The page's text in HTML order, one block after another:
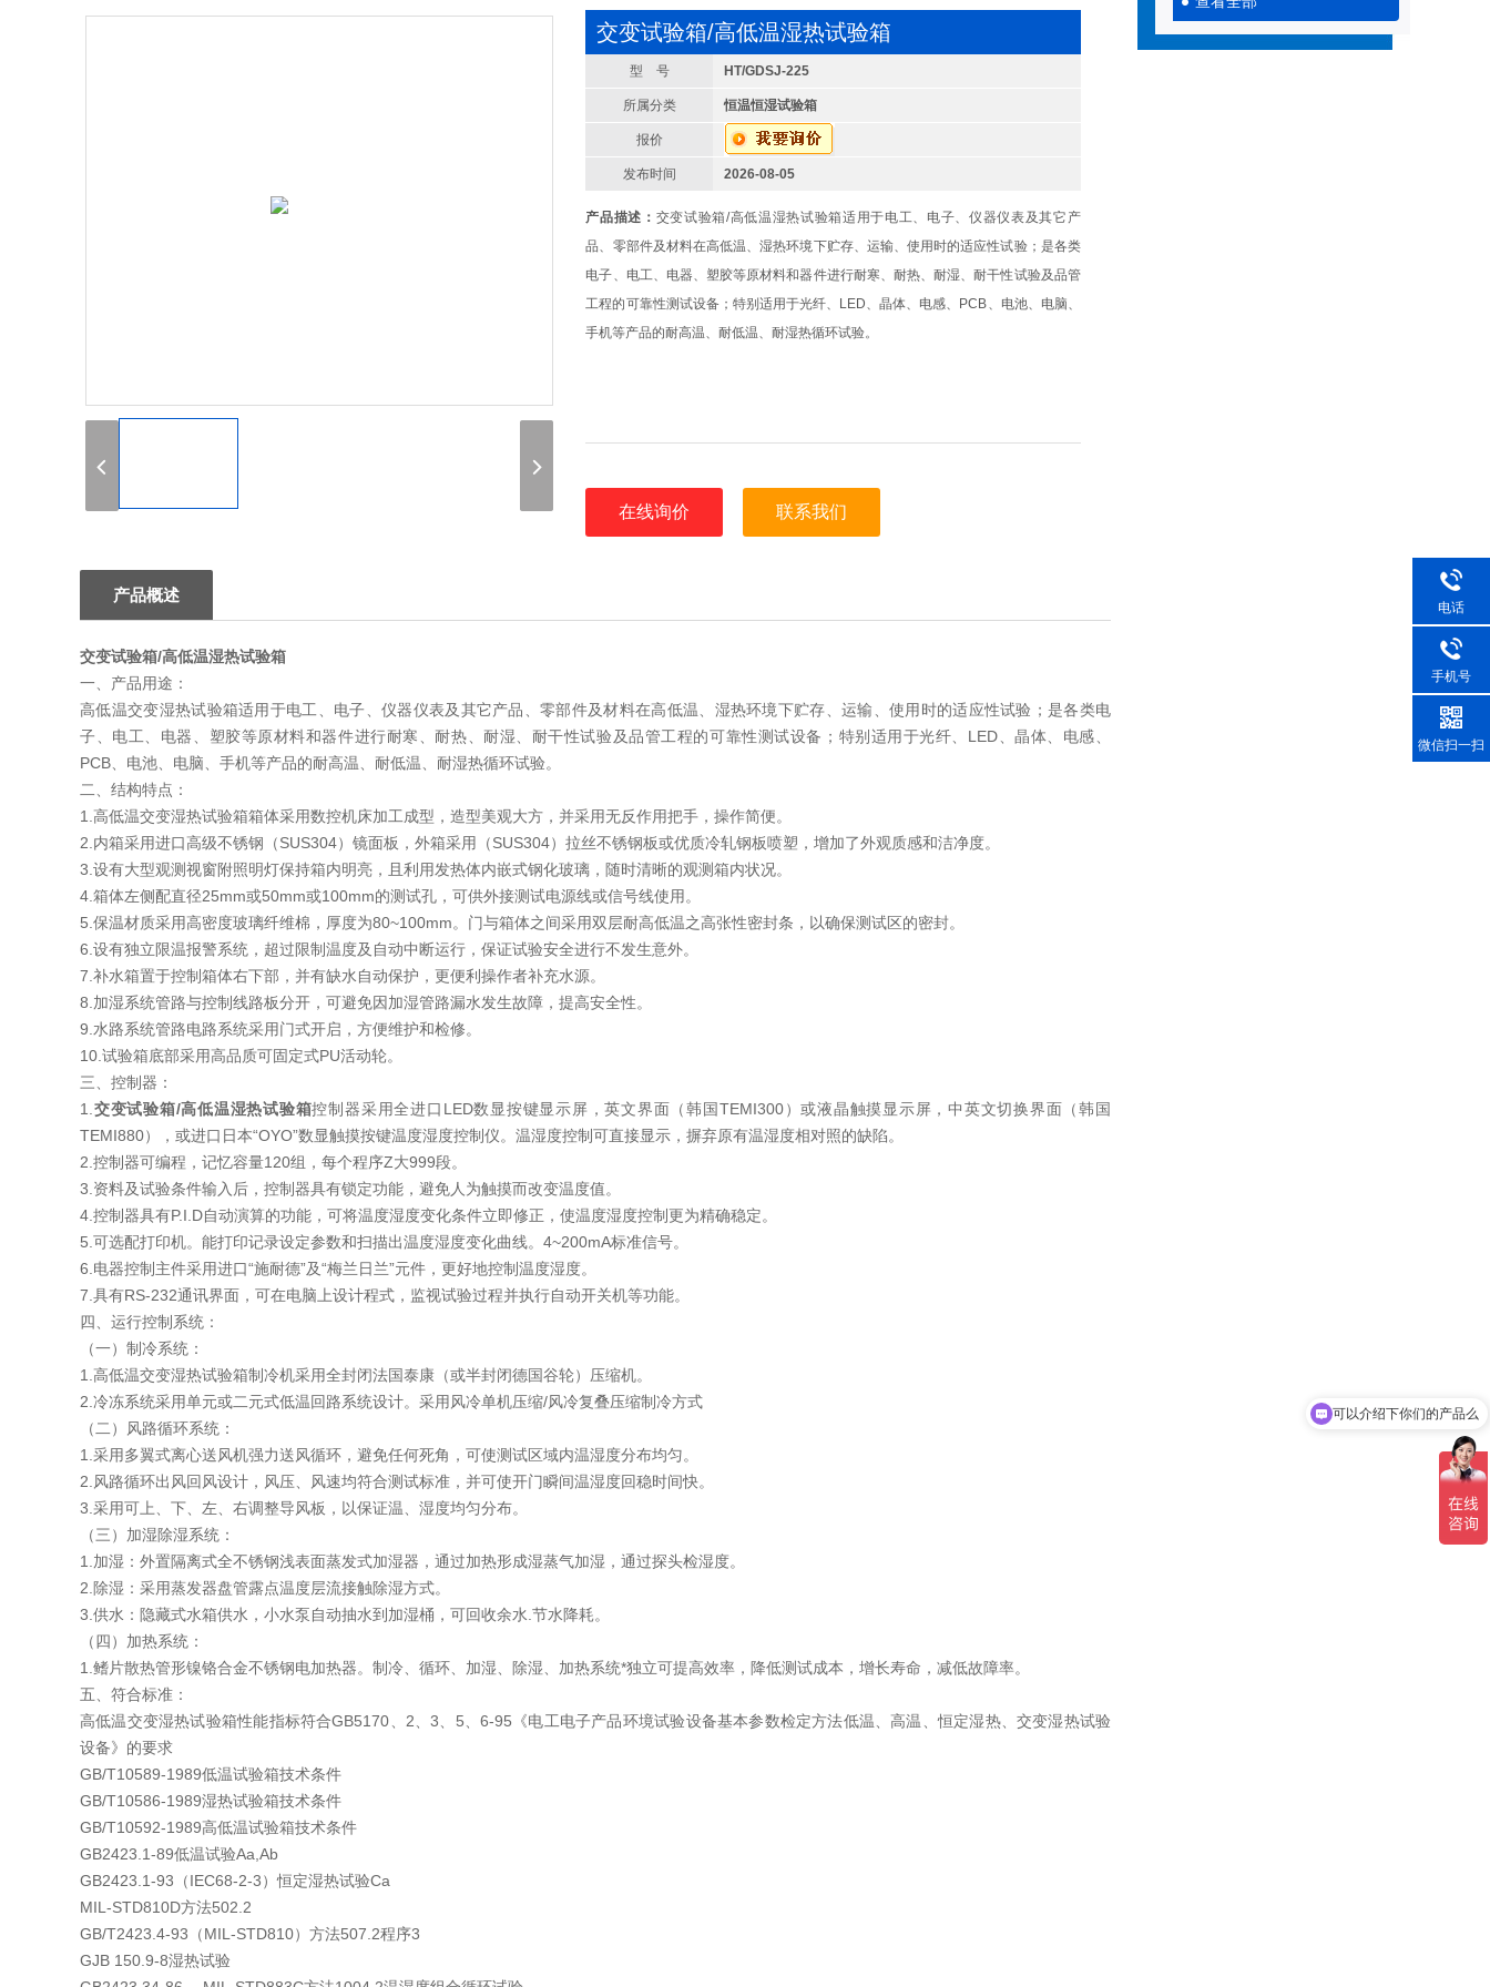
交变试验箱/高低温湿热试验箱
型 号 HT/GDSJ-225
所属分类 恒温恒湿试验箱
报价
发布时间 2026-08-05
产品描述： 交变试验箱/高低温湿热试验箱适用于电工、电子、仪器仪表及其它产
品、零部件及材料在高低温、湿热环境下贮存、运输、使用时的适应性试验；是各类
电子、电工、电器、塑胶等原材料和器件进行耐寒、耐热、耐湿、耐干性试验及品管
工程的可靠性测试设备；特别适用于光纤、LED、晶体、电感、PCB、电池、电脑、
手机等产品的耐高温、耐低温、耐湿热循环试验。
在线询价 联系我们
产品概述
交变试验箱/高低温湿热试验箱
一、产品用途：
高低温交变湿热试验箱适用于电工、电子、仪器仪表及其它产品、零部件及材料在高低温、湿热环境下贮存、运输、使用时的适应性试验；是各类电
子、电工、电器、塑胶等原材料和器件进行耐寒、耐热、耐湿、耐干性试验及品管工程的可靠性测试设备；特别适用于光纤、LED、晶体、电感、
PCB、电池、电脑、手机等产品的耐高温、耐低温、耐湿热循环试验。
二、结构特点：
1.高低温交变湿热试验箱箱体采用数控机床加工成型，造型美观大方，并采用无反作用把手，操作简便。
2.内箱采用进口高级不锈钢（SUS304）镜面板，外箱采用（SUS304）拉丝不锈钢板或优质冷轧钢板喷塑，增加了外观质感和洁净度。
3.设有大型观测视窗附照明灯保持箱内明亮，且利用发热体内嵌式钢化玻璃，随时清晰的观测箱内状况。
4.箱体左侧配直径25mm或50mm或100mm的测试孔，可供外接测试电源线或信号线使用。
5.保温材质采用高密度玻璃纤维棉，厚度为80~100mm。门与箱体之间采用双层耐高低温之高张性密封条，以确保测试区的密封。
6.设有独立限温报警系统，超过限制温度及自动中断运行，保证试验安全进行不发生意外。
7.补水箱置于控制箱体右下部，并有缺水自动保护，更便利操作者补充水源。
8.加湿系统管路与控制线路板分开，可避免因加湿管路漏水发生故障，提高安全性。
9.水路系统管路电路系统采用门式开启，方便维护和检修。
10.试验箱底部采用高品质可固定式PU活动轮。
三、控制器：
1. 交变试验箱/高低温湿热试验箱控制器采用全进口LED数显按键显示屏，英文界面（韩国TEMI300）或液晶触摸显示屏，中英文切换界面（韩国
TEMI880），或进口日本“OYO”数显触摸按键温度湿度控制仪。温湿度控制可直接显示，摒弃原有温湿度相对照的缺陷。
2.控制器可编程，记忆容量120组，每个程序Z大999段。
3.资料及试验条件输入后，控制器具有锁定功能，避免人为触摸而改变温度值。
4.控制器具有P.I.D自动演算的功能，可将温度湿度变化条件立即修正，使温度湿度控制更为精确稳定。
5.可选配打印机。能打印记录设定参数和扫描出温度湿度变化曲线。4~200mA标准信号。
6.电器控制主件采用进口“施耐德”及“梅兰日兰”元件，更好地控制温度湿度。
7.具有RS-232通讯界面，可在电脑上设计程式，监视试验过程并执行自动开关机等功能。
四、运行控制系统：
（一）制冷系统：
1.高低温交变湿热试验箱制冷机采用全封闭法国泰康（或半封闭德国谷轮）压缩机。
2.冷冻系统采用单元或二元式低温回路系统设计。采用风冷单机压缩/风冷复叠压缩制冷方式
（二）风路循环系统：
1.采用多翼式离心送风机强力送风循环，避免任何死角，可使测试区域内温湿度分布均匀。
2.风路循环出风回风设计，风压、风速均符合测试标准，并可使开门瞬间温湿度回稳时间快。
3.采用可上、下、左、右调整导风板，以保证温、湿度均匀分布。
（三）加湿除湿系统：
1.加湿：外置隔离式全不锈钢浅表面蒸发式加湿器，通过加热形成湿蒸气加湿，通过探头检湿度。
2.除湿：采用蒸发器盘管露点温度层流接触除湿方式。
3.供水：隐藏式水箱供水，小水泵自动抽水到加湿桶，可回收余水.节水降耗。
（四）加热系统：
1.鳍片散热管形镍铬合金不锈钢电加热器。制冷、循环、加湿、除湿、加热系统*独立可提高效率，降低测试成本，增长寿命，减低故障率。
五、符合标准：
高低温交变湿热试验箱性能指标符合GB5170、2、3、5、6-95《电工电子产品环境试验设备基本参数检定方法低温、高温、恒定湿热、交变湿热试验
设备》的要求
GB/T10589-1989低温试验箱技术条件
GB/T10586-1989湿热试验箱技术条件
GB/T10592-1989高低温试验箱技术条件
GB2423.1-89低温试验Aa,Ab
GB2423.1-93（IEC68-2-3）恒定湿热试验Ca
MIL-STD810D方法502.2
GB/T2423.4-93（MIL-STD810）方法507.2程序3
GJB 150.9-8湿热试验
电话
手机号
微信扫一扫
你们是怎么收费的呢